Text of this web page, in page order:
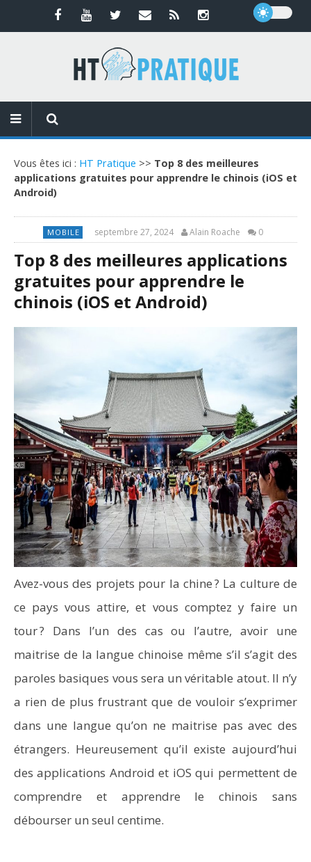
Vous êtes ici : HT Pratique >> Top 8 des meilleures
applications gratuites pour apprendre le chinois (iOS et
Android)
MOBILE septembre 27, 2024 Alain Roache 0
Top 8 des meilleures applications
gratuites pour apprendre le
chinois (iOS et Android)
Avez-vous des projets pour la chine ? La culture de
ce pays vous attire, et vous comptez y faire un
tour ? Dans l’un des cas ou l’autre, avoir une
maitrise de la langue chinoise même s’il s’agit des
paroles basiques vous sera un véritable atout. Il n’y
a rien de plus frustrant que de vouloir s’exprimer
dans une langue qu’on ne maitrise pas avec des
étrangers. Heureusement qu’il existe aujourd’hui
des applications Android et iOS qui permettent de
comprendre et apprendre le chinois sans
débourser un seul centime.